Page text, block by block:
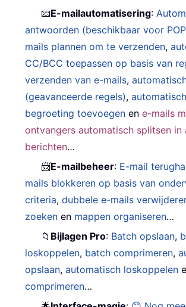
📧E-mailautomatisering:
antwoorden (beschikbaar voor
mails plannen om te verzenden,
CC/BCC toepassen op basis van
verzenden van e-mails,
(geavanceerde regels),
begroeting toevoegen ene-mails
ontvangers automatisch splitsen in
berichten…
📨E-mailbeheer: E-mail
mails blokkeren op basis van
criteria,dubbele e-mails
zoeken en mappen organiseren…
📁 Bijlagen Pro: Batch opslaan,
loskoppelen, batch comprimeren,
opslaan,automatisch loskoppelen
comprimeren…